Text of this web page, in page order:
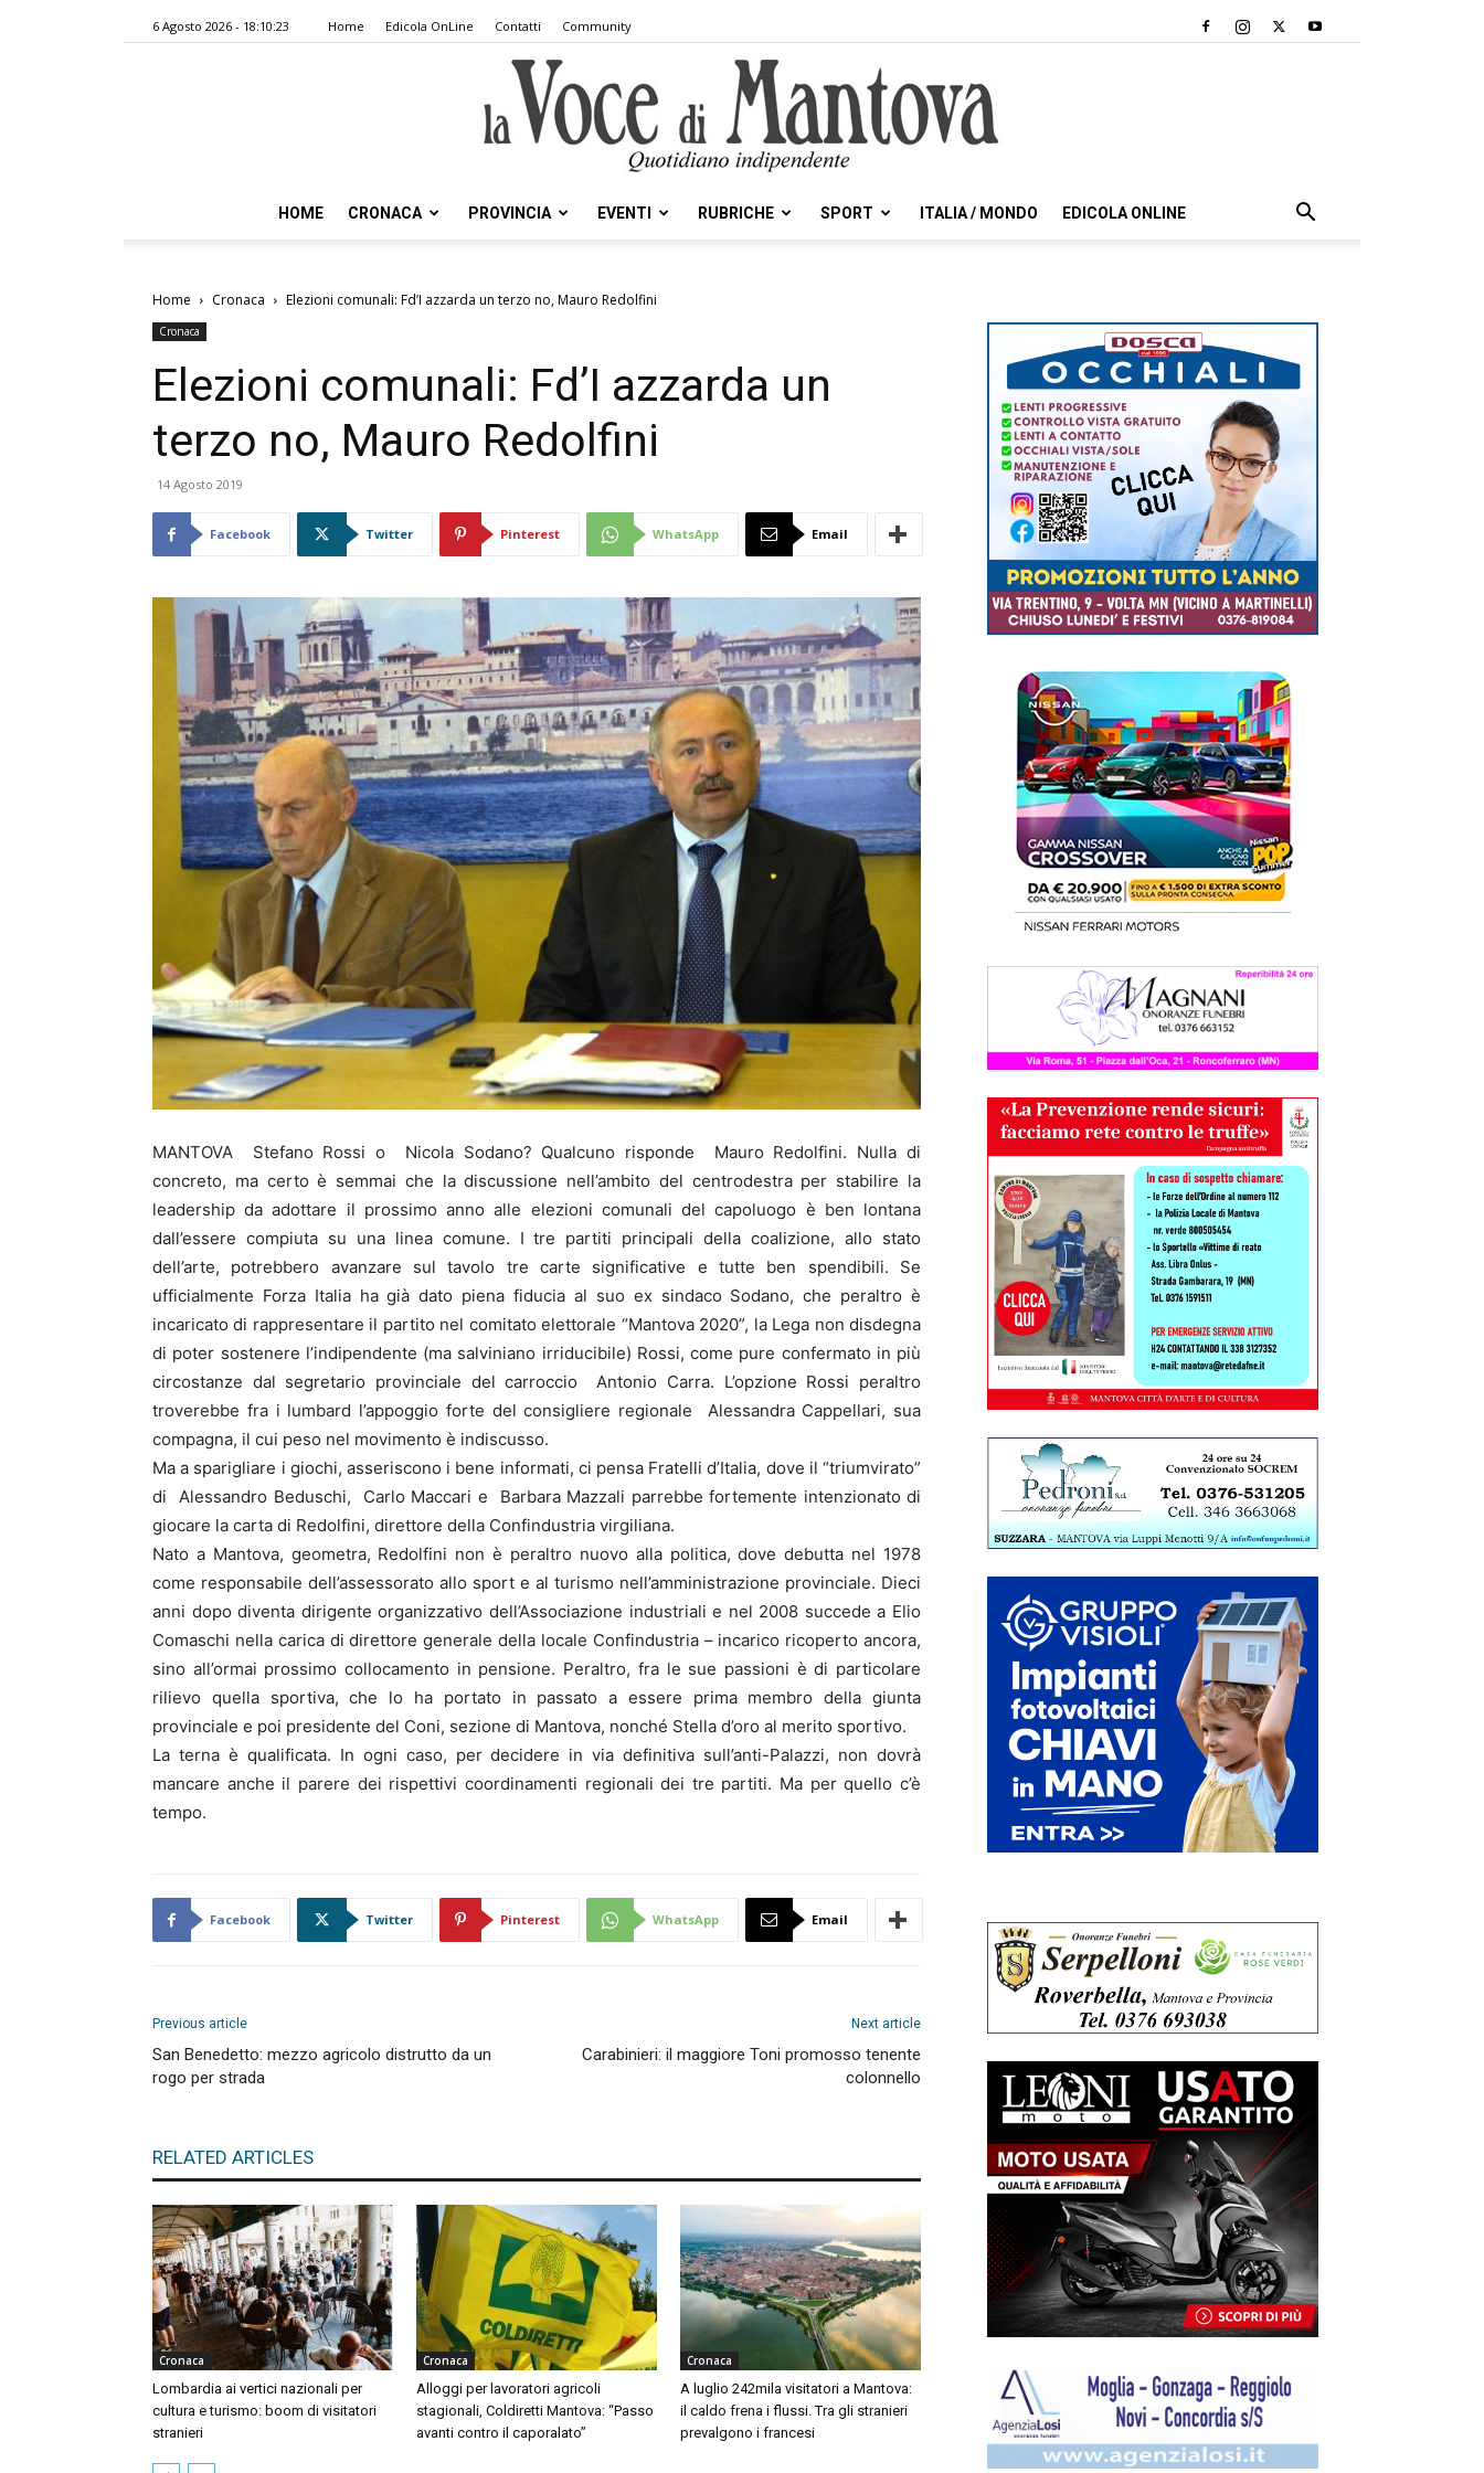
6 Agosto 2026 - 18:10:23 Home Edicola OnLine Contatti Community
Voce
Mantova
HOME CRONACA PROVINCIA EVENTI RUBRICHE SPORT ITALIA / MONDO EDICOLA ONLINE
Home Cronaca Elezioni comunali: Fd’I azzarda un terzo no, Mauro Redolfini
Cronaca
Elezioni comunali: Fd’I azzarda un
terzo no, Mauro Redolfini
14 Agosto 2019
Facebook Twitter Pinterest WhatsApp Email
MANTOVA Stefano Rossi o Nicola Sodano? Qualcuno risponde Mauro Redolfini. Nulla di
concreto, ma certo è semmai che la discussione nell’ambito del centrodestra per stabilire la
leadership da adottare il prossimo anno alle elezioni comunali del capoluogo è ben lontana
dall’essere compiuta su una linea comune. I tre partiti principali della coalizione, allo stato
dell’arte, potrebbero avanzare sul tavolo tre carte significative e tutte ben spendibili. Se
ufficialmente Forza Italia ha già dato piena fiducia al suo ex sindaco Sodano, che peraltro è
incaricato di rappresentare il partito nel comitato elettorale “Mantova 2020”, la Lega non disdegna
di poter sostenere l’indipendente (ma salviniano irriducibile) Rossi, come pure confermato in più
circostanze dal segretario provinciale del carroccio Antonio Carra. L’opzione Rossi peraltro
troverebbe fra i lumbard l’appoggio forte del consigliere regionale Alessandra Cappellari, sua
compagna, il cui peso nel movimento è indiscusso.
Ma a sparigliare i giochi, asseriscono i bene informati, ci pensa Fratelli d’Italia, dove il “triumvirato”
di Alessandro Beduschi, Carlo Maccari e Barbara Mazzali parrebbe fortemente intenzionato di
giocare la carta di Redolfini, direttore della Confindustria virgiliana.
Nato a Mantova, geometra, Redolfini non è peraltro nuovo alla politica, dove debutta nel 1978
come responsabile dell’assessorato allo sport e al turismo nell’amministrazione provinciale. Dieci
anni dopo diventa dirigente organizzativo dell’Associazione industriali e nel 2008 succede a Elio
Comaschi nella carica di direttore generale della locale Confindustria – incarico ricoperto ancora,
sino all’ormai prossimo collocamento in pensione. Peraltro, fra le sue passioni è di particolare
rilievo quella sportiva, che lo ha portato in passato a essere prima membro della giunta
provinciale e poi presidente del Coni, sezione di Mantova, nonché Stella d’oro al merito sportivo.
La terna è qualificata. In ogni caso, per decidere in via definitiva sull’anti-Palazzi, non dovrà
mancare anche il parere dei rispettivi coordinamenti regionali dei tre partiti. Ma per quello c’è
tempo.
Facebook Twitter Pinterest WhatsApp Email
Previous article
San Benedetto: mezzo agricolo distrutto da un
rogo per strada
Next article
Carabinieri: il maggiore Toni promosso tenente
colonnello
RELATED ARTICLES
Cronaca
Lombardia ai vertici nazionali per
cultura e turismo: boom di visitatori
stranieri
Cronaca
Alloggi per lavoratori agricoli
stagionali, Coldiretti Mantova: “Passo
avanti contro il caporalato”
Cronaca
A luglio 242mila visitatori a Mantova:
il caldo frena i flussi. Tra gli stranieri
prevalgono i francesi